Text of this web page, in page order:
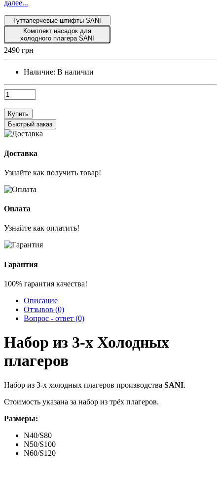
далее...
Гуттаперчевые штифты SANI
Комплект насадок для
холодного плагера SANI
2490 грн
Наличие: В наличии
Купить
Быстрый заказ
Доставка
Узнайте как получить товар!
Оплата
Узнайте как оплатить!
Гарантия
100% гарантия качества!
Описание
Отзывов (0)
Вопрос - ответ (0)
Набор из 3-х Холодных
плагеров
Набор из 3-х холодных плагеров производства SANI.
Стоимость указана за набор из трёх плагеров.
Размеры:
N40/S80
N50/S100
N60/S120